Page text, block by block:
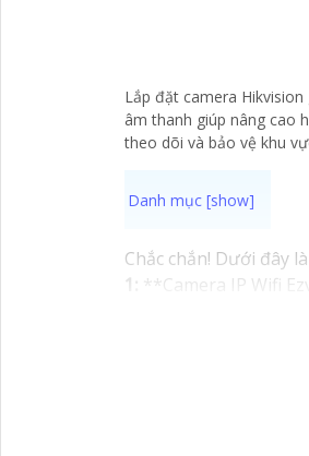
Lắp đặt camera
âm thanh giúp nâng cao
theo dõi và bảo vệ khu
Chắc chắn! Dưới đây
1: **Camera IP Wifi
hợp công nghệ hồng
**Camera
ngược sáng kỹ thuật
Nhớ kiểm tra và lựa